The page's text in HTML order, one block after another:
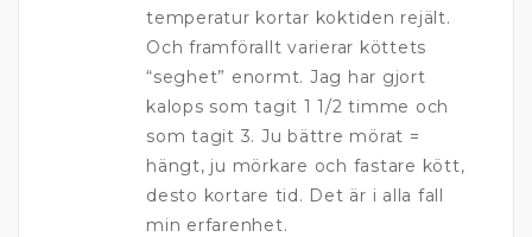
temperatur kortar koktiden rejält.
Och framförallt varierar köttets
“seghet” enormt. Jag har gjort
kalops som tagit 1 1/2 timme och
som tagit 3. Ju bättre mörat =
hängt, ju mörkare och fastare kött,
desto kortare tid. Det är i alla fall
min erfarenhet.